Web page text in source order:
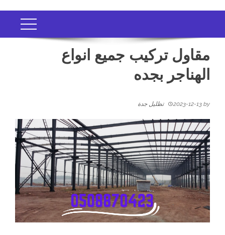
مقاول تركيب جميع انواع
الهناجر بجده
2023-12-13 by تظليل جدة